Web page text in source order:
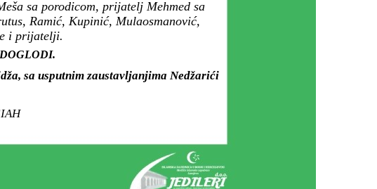
sa porodicom, prijatelj Mehmed sa
Ramić, Kupinić, Mulaosmanović,
i prijatelji.
DOGLODI.
sa usputnim zaustavljanjima Nedžarići